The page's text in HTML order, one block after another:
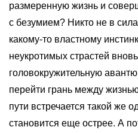
размеренную жизнь и
с безумием? Никто не в
какому-то властному
неукротимых страстей
головокружительную
перейти грань между
пути встречается такой же
становится еще острее. А